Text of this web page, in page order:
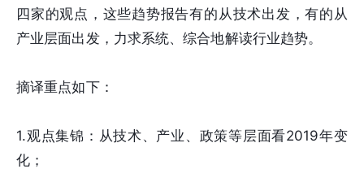
四家的观点，这些趋势报告有的从技术出发，有的从
产业层面出发，力求系统、综合地解读行业趋势。
摘译重点如下：
1.观点集锦：从技术、产业、政策等层面看2019年变
化；